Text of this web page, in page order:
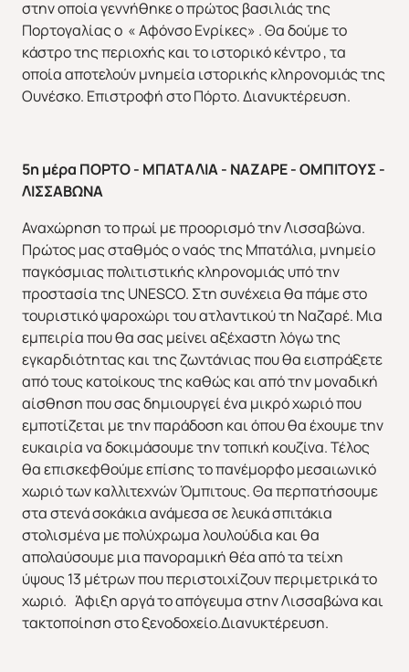
στην οποία γεννήθηκε ο πρώτος βασιλιάς της
Πορτογαλίας ο « Αφόνσο Ενρίκες» . Θα δούμε το
κάστρο της περιοχής και το ιστορικό κέντρο , τα
οποία αποτελούν μνημεία ιστορικής κληρονομιάς της
Ουνέσκο. Επιστροφή στο Πόρτο. Διανυκτέρευση.
5η μέρα ΠΟΡΤΟ - ΜΠΑΤΑΛΙΑ - ΝΑΖΑΡΕ - ΟΜΠΙΤΟΥΣ -
ΛΙΣΣΑΒΩΝΑ
Αναχώρηση το πρωί με προορισμό την Λισσαβώνα.
Πρώτος μας σταθμός ο ναός της Μπατάλια, μνημείο
παγκόσμιας πολιτιστικής κληρονομιάς υπό την
προστασία της UNESCO. Στη συνέχεια θα πάμε στο
τουριστικό ψαροχώρι του ατλαντικού τη Ναζαρέ. Μια
εμπειρία που θα σας μείνει αξέχαστη λόγω της
εγκαρδιότητας και της ζωντάνιας που θα εισπράξετε
από τους κατοίκους της καθώς και από την μοναδική
αίσθηση που σας δημιουργεί ένα μικρό χωριό που
εμποτίζεται με την παράδοση και όπου θα έχουμε την
ευκαιρία να δοκιμάσουμε την τοπική κουζίνα. Τέλος
θα επισκεφθούμε επίσης το πανέμορφο μεσαιωνικό
χωριό των καλλιτεχνών Όμπιτους. Θα περπατήσουμε
στα στενά σοκάκια ανάμεσα σε λευκά σπιτάκια
στολισμένα με πολύχρωμα λουλούδια και θα
απολαύσουμε μια πανοραμική θέα από τα τείχη
ύψους 13 μέτρων που περιστοιχίζουν περιμετρικά το
χωριό. Άφιξη αργά το απόγευμα στην Λισσαβώνα και
τακτοποίηση στο ξενοδοχείο.Διανυκτέρευση.